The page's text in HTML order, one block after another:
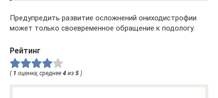
Предупредить развитие осложнений ониходистрофии
может только своевременное обращение к подологу.
Рейтинг
( 1 оценка, среднее 4 из 5 )